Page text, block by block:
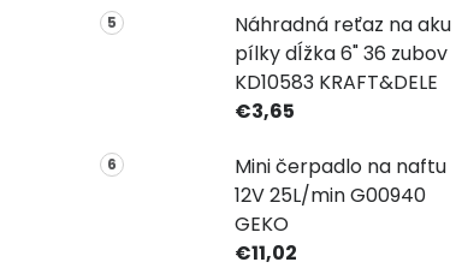
Náhradná reťaz na aku
pílky dĺžka 6" 36 zubov
KD10583 KRAFT&DELE
€3,65
Mini čerpadlo na naftu
12V 25L/min G00940
GEKO
€11,02